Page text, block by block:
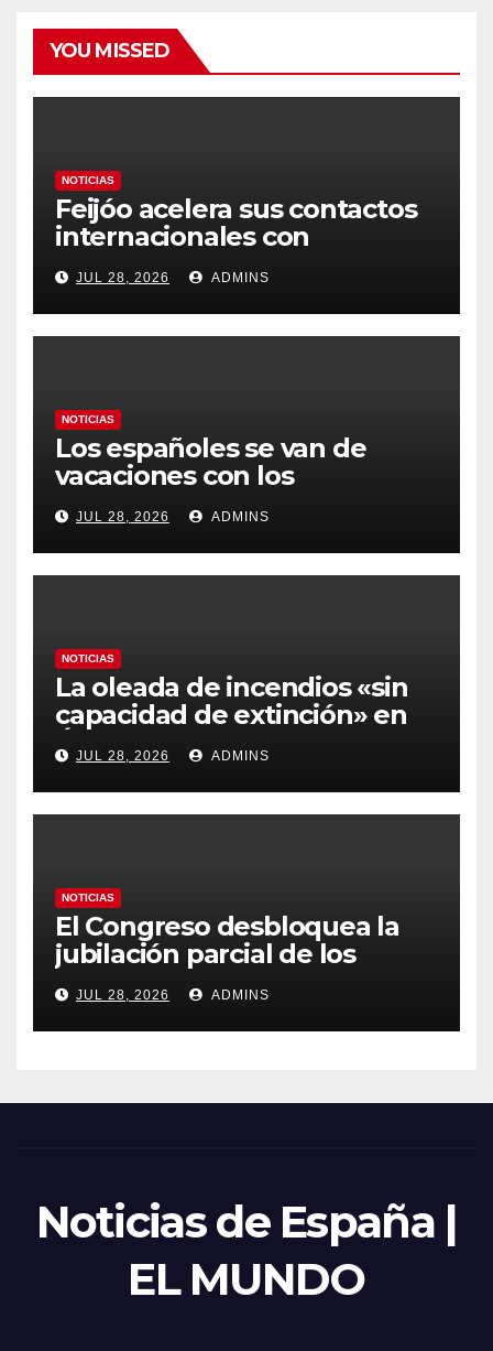
YOU MISSED
NOTICIAS
Feijóo acelera sus contactos
internacionales con
Latinoamérica como socio
prioritario en su agenda de
gobierno
JUL 28, 2026 ADMINS
NOTICIAS
Los españoles se van de
vacaciones con los
carburantes hasta un 21%
más caros que el año pasado
y los hoteles disparados
JUL 28, 2026 ADMINS
NOTICIAS
La oleada de incendios «sin
capacidad de extinción» en
Ávila y al oeste de Madrid
obliga a declarar la
emergencia nacional
JUL 28, 2026 ADMINS
NOTICIAS
El Congreso desbloquea la
jubilación parcial de los
trabajadores laborales del
sector público
JUL 28, 2026 ADMINS
Noticias de España |
EL MUNDO